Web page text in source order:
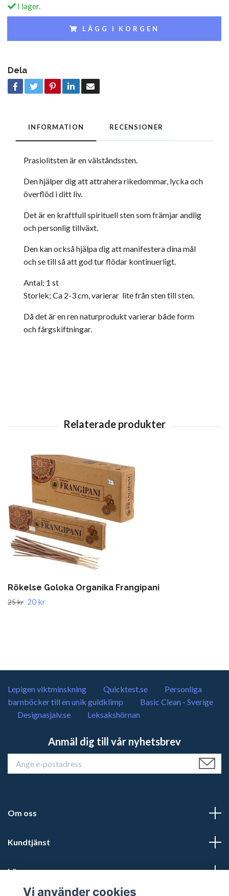
I lager.
LÄGG I KORGEN
Dela
INFORMATION RECENSIONER
Prasiolitsten är en välståndssten.
Den hjälper dig att attrahera rikedommar, lycka och
överflöd i ditt liv.
Det är en kraftfull spirituell sten som främjar andlig
och personlig tillväxt.
Den kan också hjälpa dig att manifestera dina mål
och se till så att god tur flödar kontinuerligt.
Antal; 1 st
Storlek; Ca 2-3 cm, varierar lite från sten till sten.
Då det är en ren naturprodukt varierar både form
och färgskiftningar.
Rökelse Goloka Organika Frangipani
25 kr 20 kr
Lepigen viktminskning Quicktest.se
Personliga
barnböcker till en unik guldklimp
Basic Clean - Sverige
Designasjalv.se
Leksakshörnan
Anmäl dig till vår nyhetsbrev
Om oss
Kundtjänst
Läs mer
Vi använder cookies